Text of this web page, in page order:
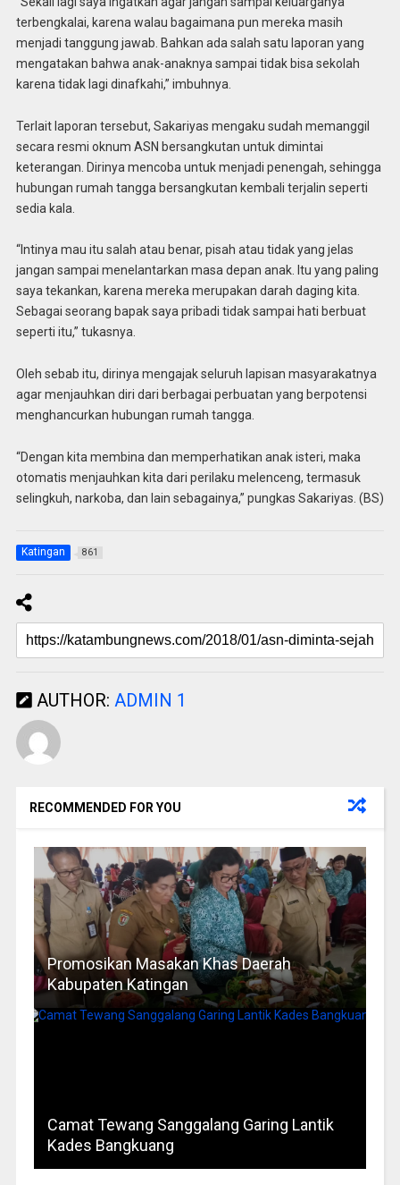
terbengkalai, karena walau bagaimana pun mereka masih
menjadi tanggung jawab. Bahkan ada salah satu laporan yang
mengatakan bahwa anak-anaknya sampai tidak bisa sekolah
karena tidak lagi dinafkahi,” imbuhnya.
Terlait laporan tersebut, Sakariyas mengaku sudah memanggil
secara resmi oknum ASN bersangkutan untuk dimintai
keterangan. Dirinya mencoba untuk menjadi penengah, sehingga
hubungan rumah tangga bersangkutan kembali terjalin seperti
sedia kala.
“Intinya mau itu salah atau benar, pisah atau tidak yang jelas
jangan sampai menelantarkan masa depan anak. Itu yang paling
saya tekankan, karena mereka merupakan darah daging kita.
Sebagai seorang bapak saya pribadi tidak sampai hati berbuat
seperti itu,” tukasnya.
Oleh sebab itu, dirinya mengajak seluruh lapisan masyarakatnya
agar menjauhkan diri dari berbagai perbuatan yang berpotensi
menghancurkan hubungan rumah tangga.
“Dengan kita membina dan memperhatikan anak isteri, maka
otomatis menjauhkan kita dari perilaku melenceng, termasuk
selingkuh, narkoba, dan lain sebagainya,” pungkas Sakariyas. (BS)
Katingan 861
AUTHOR: ADMIN 1
RECOMMENDED FOR YOU
Promosikan Masakan Khas Daerah
Kabupaten Katingan
Camat Tewang Sanggalang Garing Lantik
Kades Bangkuang